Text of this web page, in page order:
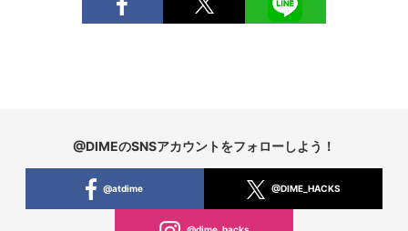
@DIMEのSNSアカウントをフォローしよう！
@atdime @DIME_HACKS